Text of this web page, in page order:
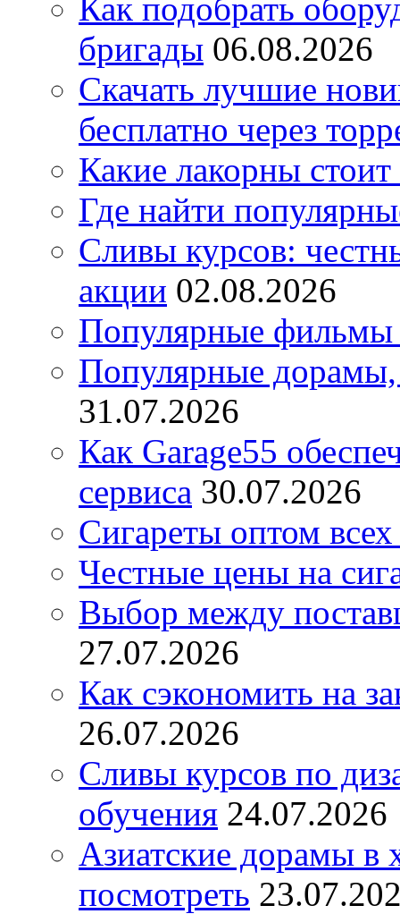
Как подобрать
бригады 06.08.2026
Скачать лучшие
бесплатно через
Какие лакорны стоит
Где найти
Сливы курсов:
акции 02.08.2026
Популярные фильмы
Популярные дорамы,
31.07.2026
Как Garage55
сервиса 30.07.2026
Сигареты оптом
Честные цены на
Выбор между
27.07.2026
Как сэкономить на
26.07.2026
Сливы курсов по
обучения 24.07.2026
Азиатские дорамы в
посмотреть